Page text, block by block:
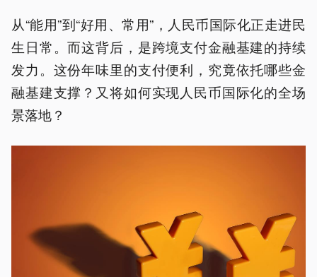
从“能用”到“好用、常用”，人民币国际化正走进民
生日常。而这背后，是跨境支付金融基建的持续
发力。这份年味里的支付便利，究竟依托哪些金
融基建支撑？又将如何实现人民币国际化的全场
景落地？